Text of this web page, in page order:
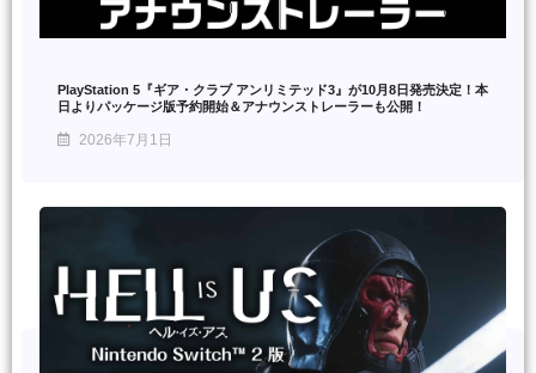
PlayStation 5『ギア・クラブ アンリミテッド3』が10月8日発売決定！本
日よりパッケージ版予約開始＆アナウンストレーラーも公開！
2026年7月1日